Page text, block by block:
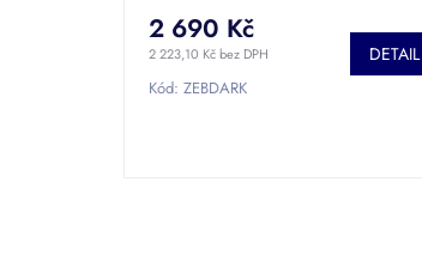
2 223,10 Kč bez DPH
2 690 Kč
DETAIL
Kód: ZEBDARK